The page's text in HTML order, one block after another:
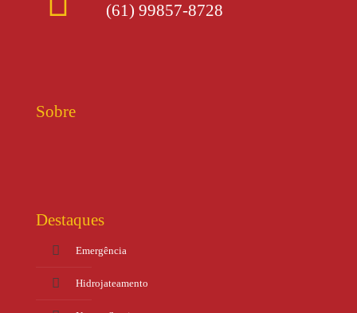
(61) 99857-8728
Sobre
Destaques
Emergência
Hidrojateamento